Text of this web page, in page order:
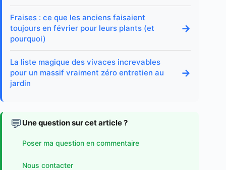
Fraises : ce que les anciens faisaient
toujours en février pour leurs plants (et
pourquoi)
→
La liste magique des vivaces increvables
pour un massif vraiment zéro entretien au
jardin
→
💬 Une question sur cet article ?
Poser ma question en commentaire
Nous contacter